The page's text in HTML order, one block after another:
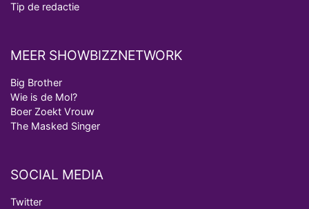
Tip de redactie
MEER SHOWBIZZNETWORK
Big Brother
Wie is de Mol?
Boer Zoekt Vrouw
The Masked Singer
SOCIAL MEDIA
Twitter